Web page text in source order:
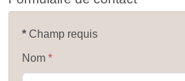
* Champ requis
Nom *